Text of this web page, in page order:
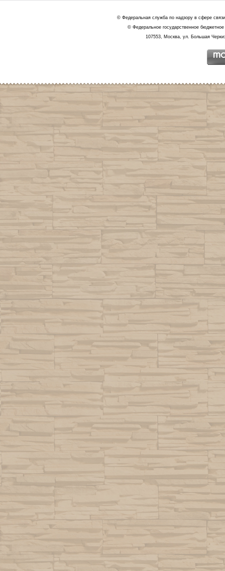
© Федеральная служба по надзору в сфере
© Федеральное государственное
107553, Москва, ул. Большая